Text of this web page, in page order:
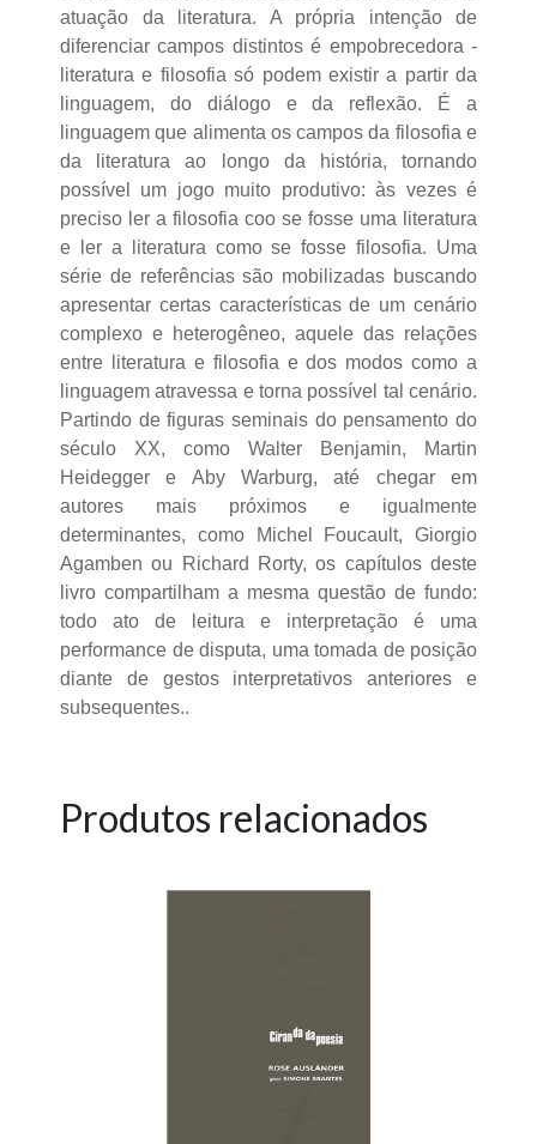
atuação da literatura. A própria intenção de
diferenciar campos distintos é empobrecedora -
literatura e filosofia só podem existir a partir da
linguagem, do diálogo e da reflexão. É a
linguagem que alimenta os campos da filosofia e
da literatura ao longo da história, tornando
possível um jogo muito produtivo: às vezes é
preciso ler a filosofia coo se fosse uma literatura
e ler a literatura como se fosse filosofia. Uma
série de referências são mobilizadas buscando
apresentar certas características de um cenário
complexo e heterogêneo, aquele das relações
entre literatura e filosofia e dos modos como a
linguagem atravessa e torna possível tal cenário.
Partindo de figuras seminais do pensamento do
século XX, como Walter Benjamin, Martin
Heidegger e Aby Warburg, até chegar em
autores mais próximos e igualmente
determinantes, como Michel Foucault, Giorgio
Agamben ou Richard Rorty, os capítulos deste
livro compartilham a mesma questão de fundo:
todo ato de leitura e interpretação é uma
performance de disputa, uma tomada de posição
diante de gestos interpretativos anteriores e
subsequentes..
Produtos relacionados